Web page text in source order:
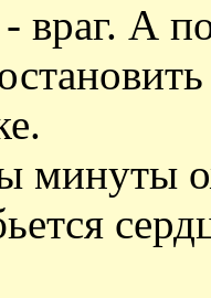
враг. А
минуты